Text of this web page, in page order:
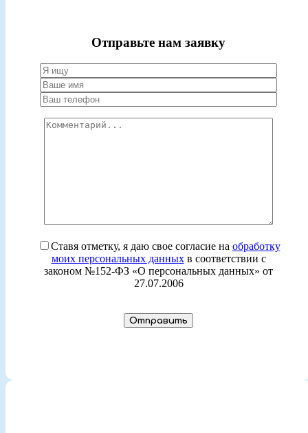
Отправьте нам заявку
Ставя отметку, я даю свое согласие на обработку
моих персональных данныхв соответствии с
законом №152-ФЗ «О персональных данных» от
27.07.2006